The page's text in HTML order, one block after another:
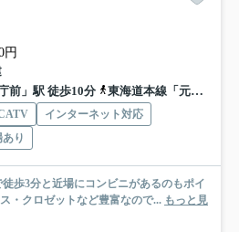
円
前」駅 徒歩10分
東海道本線「元町」駅 徒歩14分
インターネット対応
り
歩3分と近場にコンビニがあるのもポイ
・クロゼットなど豊富なので... もっと見